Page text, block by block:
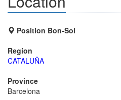
Position Bon-Sol
Region
CATALUÑA
Province
Barcelona